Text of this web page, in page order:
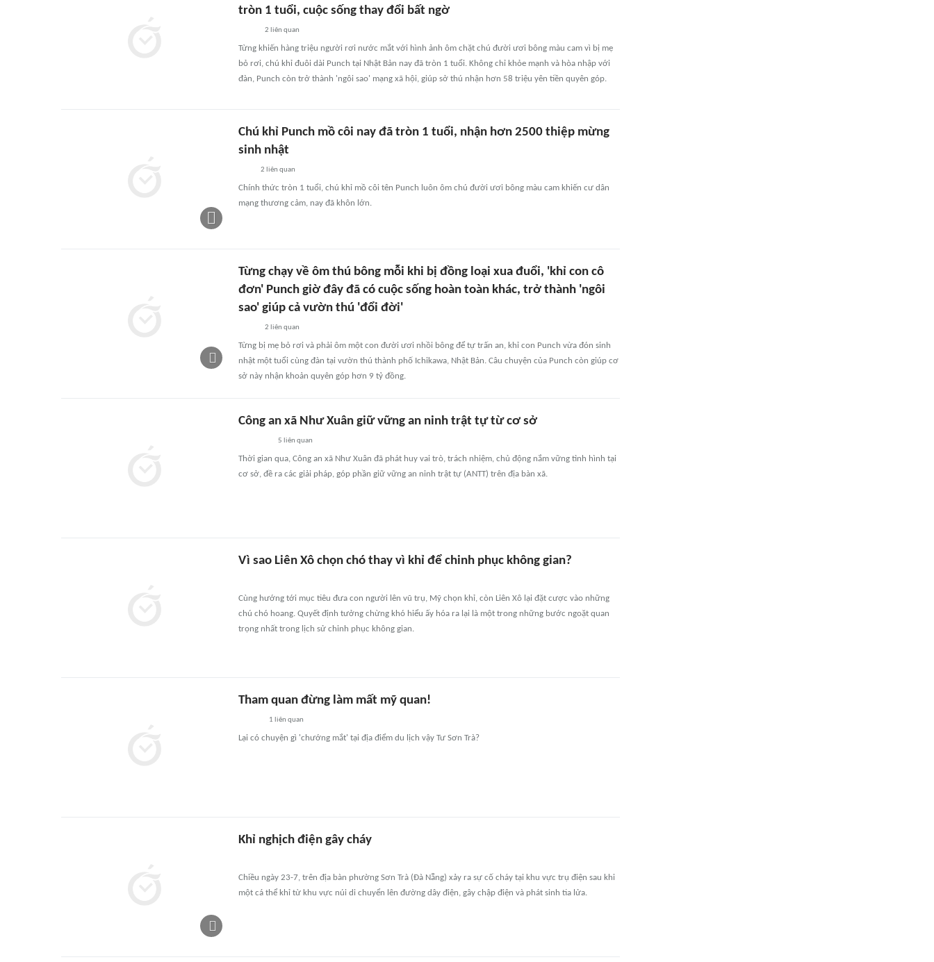
tròn 1 tuổi, cuộc sống thay đổi bất ngờ
2 liên quan
Từng khiến hàng triệu người rơi nước mắt với hình ảnh ôm chặt chú đười ươi bông màu cam vì bị mẹ
bỏ rơi, chú khỉ đuôi dài Punch tại Nhật Bản nay đã tròn 1 tuổi. Không chỉ khỏe mạnh và hòa nhập với
đàn, Punch còn trở thành 'ngôi sao' mạng xã hội, giúp sở thú nhận hơn 58 triệu yên tiền quyên góp.
Chú khỉ Punch mồ côi nay đã tròn 1 tuổi, nhận hơn 2500 thiệp mừng
sinh nhật
2 liên quan
Chính thức tròn 1 tuổi, chú khỉ mồ côi tên Punch luôn ôm chú đười ươi bông màu cam khiến cư dân
mạng thương cảm, nay đã khôn lớn.
Từng chạy về ôm thú bông mỗi khi bị đồng loại xua đuổi, 'khỉ con cô
đơn' Punch giờ đây đã có cuộc sống hoàn toàn khác, trở thành 'ngôi
sao' giúp cả vườn thú 'đổi đời'
2 liên quan
Từng bị mẹ bỏ rơi và phải ôm một con đười ươi nhồi bông để tự trấn an, khỉ con Punch vừa đón sinh
nhật một tuổi cùng đàn tại vườn thú thành phố Ichikawa, Nhật Bản. Câu chuyện của Punch còn giúp cơ
sở này nhận khoản quyên góp hơn 9 tỷ đồng.
Công an xã Như Xuân giữ vững an ninh trật tự từ cơ sở
5 liên quan
Thời gian qua, Công an xã Như Xuân đã phát huy vai trò, trách nhiệm, chủ động nắm vững tình hình tại
cơ sở, đề ra các giải pháp, góp phần giữ vững an ninh trật tự (ANTT) trên địa bàn xã.
Vì sao Liên Xô chọn chó thay vì khỉ để chinh phục không gian?
Cùng hướng tới mục tiêu đưa con người lên vũ trụ, Mỹ chọn khỉ, còn Liên Xô lại đặt cược vào những
chú chó hoang. Quyết định tưởng chừng khó hiểu ấy hóa ra lại là một trong những bước ngoặt quan
trọng nhất trong lịch sử chinh phục không gian.
Tham quan đừng làm mất mỹ quan!
1 liên quan
Lại có chuyện gì 'chướng mắt' tại địa điểm du lịch vậy Tư Sơn Trà?
Khỉ nghịch điện gây cháy
Chiều ngày 23-7, trên địa bàn phường Sơn Trà (Đà Nẵng) xảy ra sự cố cháy tại khu vực trụ điện sau khi
một cá thể khỉ từ khu vực núi di chuyển lên đường dây điện, gây chập điện và phát sinh tia lửa.